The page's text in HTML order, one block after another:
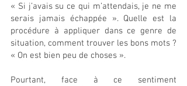
« Si j’avais su ce qui m’attendais, je ne me
serais jamais échappée ». Quelle est la
procédure à appliquer dans ce genre de
situation, comment trouver les bons mots ?
« On est bien peu de choses ».
Pourtant, face à ce sentiment